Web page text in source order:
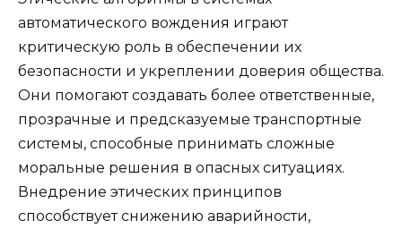
автоматического вождения играют
критическую роль в обеспечении их
безопасности и укреплении доверия общества.
Они помогают создавать более ответственные,
прозрачные и предсказуемые транспортные
системы, способные принимать сложные
моральные решения в опасных ситуациях.
Внедрение этических принципов
способствует снижению аварийности,